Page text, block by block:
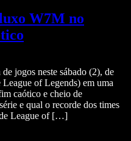
W7M no
jogos neste sábado (2), de
of Legends) em uma
caótico e cheio de
e qual o recorde dos times
de League of […]